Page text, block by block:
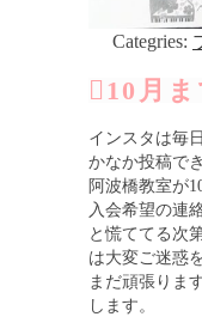
Categries:
10月
インスタは毎
かなか投稿で
阿波橋教室が
入会希望の連
と慌ててる次
は大変ご迷惑
まだ頑張りま
します。